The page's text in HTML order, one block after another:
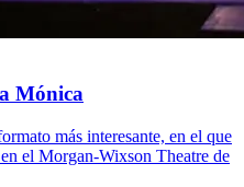
Mónica
más interesante, en el que
el Morgan-Wixson Theatre de